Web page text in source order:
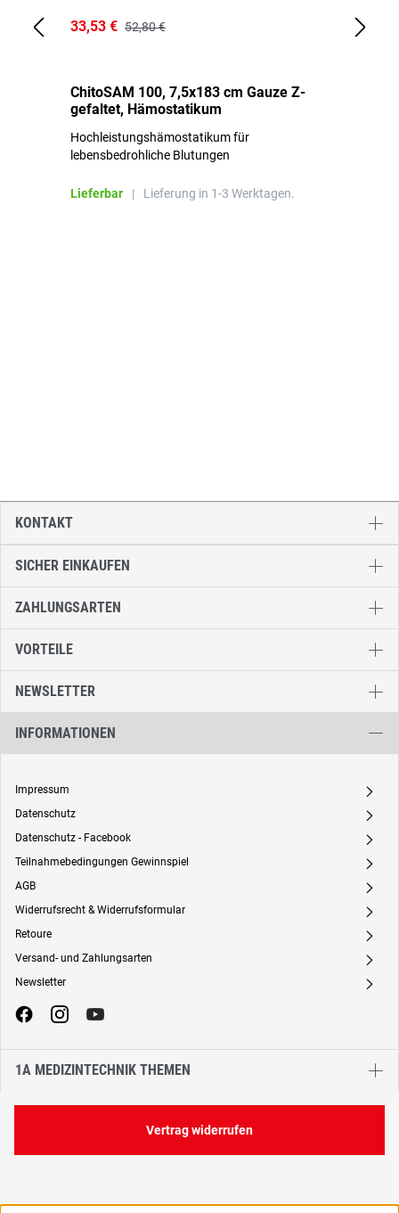
33,53 € 52,80 €
ChitoSAM 100, 7,5x183 cm Gauze Z-
gefaltet, Hämostatikum
Hochleistungshämostatikum für
lebensbedrohliche Blutungen
Lieferbar | Lieferung in 1-3 Werktagen.
SICHER EINKAUFEN
ZAHLUNGSARTEN
VORTEILE
NEWSLETTER
INFORMATIONEN
Impressum A
Datenschutz A
Datenschutz - Facebook A
Teilnahmebedingungen Gewinnspiel A
AGB A
Widerrufsrecht & Widerrufsformular A
Retoure A
Versand- und Zahlungsarten A
Newsletter A
1A MEDIZINTECHNIK THEMEN
KONTAKT
Vertrag widerrufen